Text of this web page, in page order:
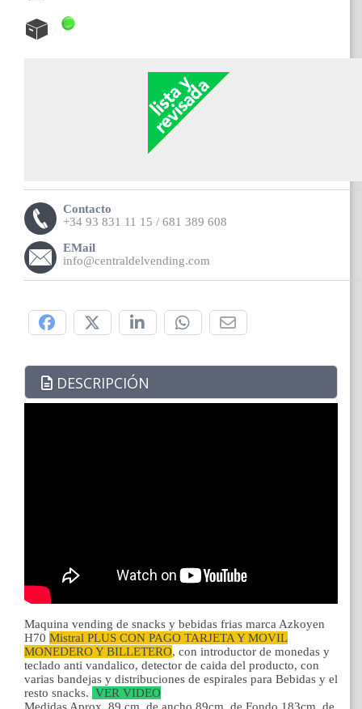
Contacto
+34 93 831 11 15 / 681 389 608
EMail
info@centraldelvending.com
DESCRIPCIÓN
Maquina vending de snacks y bebidas frias marca Azkoyen
H70 Mistral PLUS CON PAGO TARJETA Y MOVIL
MONEDERO Y BILLETERO, con introductor de monedas y
teclado anti vandalico, detector de caida del producto, con
varias bandejas y distribuciones de espirales para Bebidas y el
resto snacks. VER VIDEO